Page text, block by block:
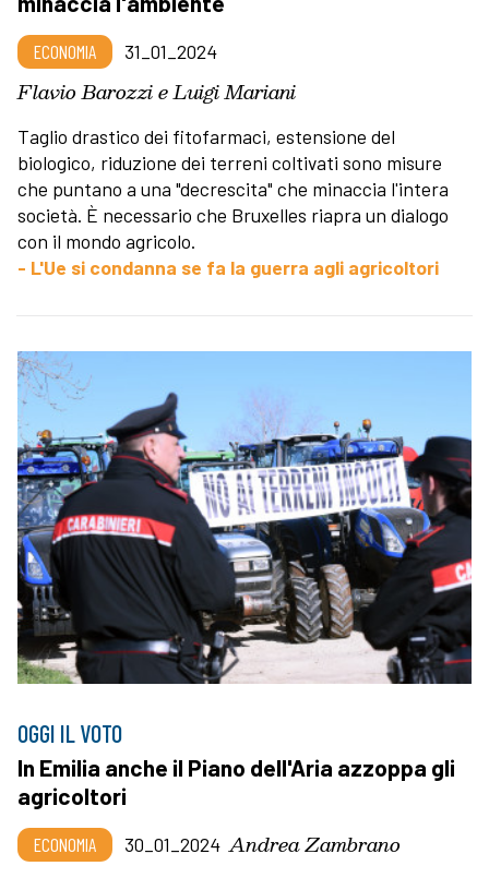
ECONOMIA 31_01_2024
Flavio Barozzi e Luigi Mariani
Taglio drastico dei fitofarmaci, estensione del
biologico, riduzione dei terreni coltivati sono misure
che puntano a una "decrescita" che minaccia l'intera
società. È necessario che Bruxelles riapra un dialogo
con il mondo agricolo.
- L'Ue si condanna se fa la guerra agli agricoltori
OGGI IL VOTO
In Emilia anche il Piano dell'Aria azzoppa gli
agricoltori
ECONOMIA 30_01_2024 Andrea Zambrano